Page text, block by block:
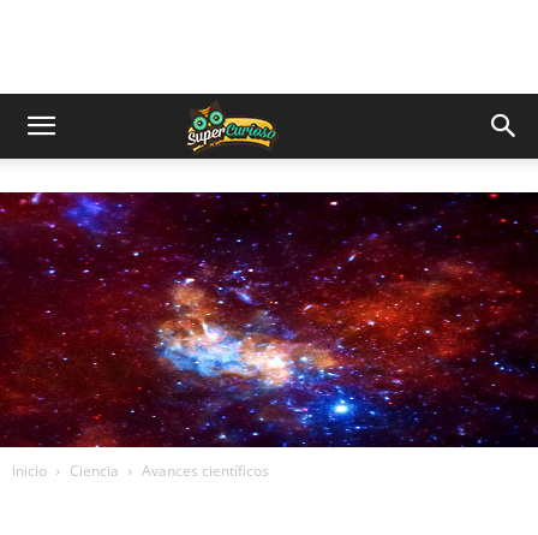
Inicio Ciencia Avances científicos